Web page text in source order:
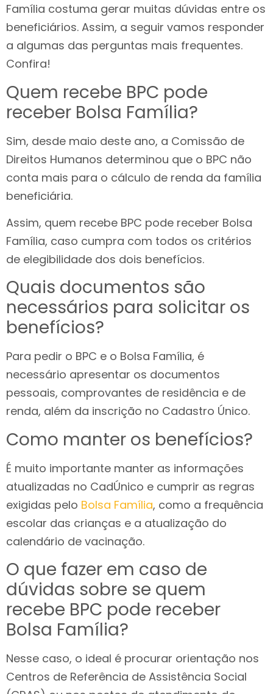
Família costuma gerar muitas dúvidas entre os
beneficiários. Assim, a seguir vamos responder
a algumas das perguntas mais frequentes.
Confira!
Quem recebe BPC pode
receber Bolsa Família?
Sim, desde maio deste ano, a Comissão de
Direitos Humanos determinou que o BPC não
conta mais para o cálculo de renda da família
beneficiária.
Assim, quem recebe BPC pode receber Bolsa
Família, caso cumpra com todos os critérios
de elegibilidade dos dois benefícios.
Quais documentos são
necessários para solicitar os
benefícios?
Para pedir o BPC e o Bolsa Família, é
necessário apresentar os documentos
pessoais, comprovantes de residência e de
renda, além da inscrição no Cadastro Único.
Como manter os benefícios?
É muito importante manter as informações
atualizadas no CadÚnico e cumprir as regras
exigidas pelo Bolsa Família, como a frequência
escolar das crianças e a atualização do
calendário de vacinação.
O que fazer em caso de
dúvidas sobre se quem
recebe BPC pode receber
Bolsa Família?
Nesse caso, o ideal é procurar orientação nos
Centros de Referência de Assistência Social